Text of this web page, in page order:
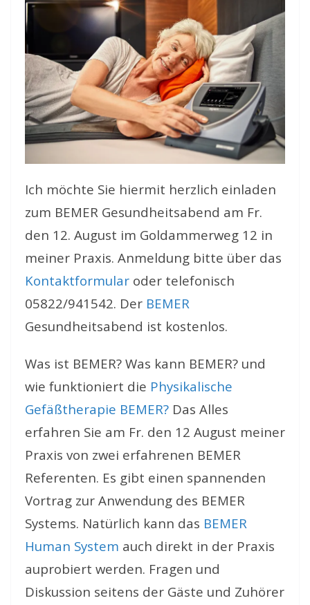
Ich möchte Sie hiermit herzlich einladen
zum BEMER Gesundheitsabend am Fr.
den 12. August im Goldammerweg 12 in
meiner Praxis. Anmeldung bitte über das
Kontaktformular oder telefonisch
05822/941542. Der BEMER
Gesundheitsabend ist kostenlos.
Was ist BEMER? Was kann BEMER? und
wie funktioniert die Physikalische
Gefäßtherapie BEMER? Das Alles
erfahren Sie am Fr. den 12 August meiner
Praxis von zwei erfahrenen BEMER
Referenten. Es gibt einen spannenden
Vortrag zur Anwendung des BEMER
Systems. Natürlich kann das BEMER
Human System auch direkt in der Praxis
auprobiert werden. Fragen und
Diskussion seitens der Gäste und Zuhörer